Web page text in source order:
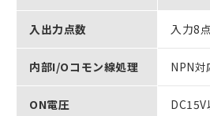
入出力点数 入力8点
内部I/Oコモン線処理 NPN対
ON電圧 DC15V